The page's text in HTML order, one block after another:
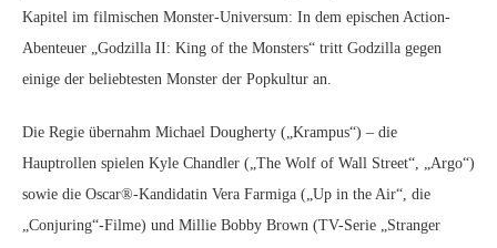
Kapitel im filmischen Monster-Universum: In dem epischen Action-
Abenteuer „Godzilla II: King of the Monsters“ tritt Godzilla gegen
einige der beliebtesten Monster der Popkultur an.
Die Regie übernahm Michael Dougherty („Krampus“) – die
Hauptrollen spielen Kyle Chandler („The Wolf of Wall Street“, „Argo“)
sowie die Oscar®-Kandidatin Vera Farmiga („Up in the Air“, die
„Conjuring“-Filme) und Millie Bobby Brown (TV-Serie „Stranger